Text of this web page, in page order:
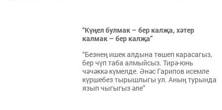
“Күңел булмак – бер калҗа, хәтер
калмак – бер калҗа”
“Безнең ишек алдына төшеп карасагыз,
бер чүп таба алмыйсыз. Тирә-юнь
чәчәккә күмелде. Әнәс Гарипов исемле
күршебез тырышлыгы ул. Аның турында
язып чыгыгыз әле”